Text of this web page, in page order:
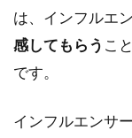
は、インフルエ
感してもらう こ
です。
インフルエンサ